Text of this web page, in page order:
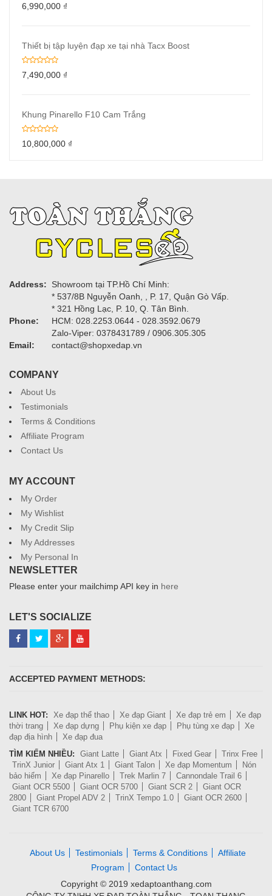
6,990,000 ₫
Thiết bị tập luyện đạp xe tại nhà Tacx Boost
7,490,000 ₫
Khung Pinarello F10 Cam Trắng
10,800,000 ₫
Address:
Showroom tại TP.Hồ Chí Minh:
* 537/8B Nguyễn Oanh, , P. 17, Quận Gò Vấp.
* 321 Hồng Lạc, P. 10, Q. Tân Bình.
Phone:
HCM: 028.2253.0644 - 028.3592.0679
Zalo-Viper: 0378431789 / 0906.305.305
Email:
contact@shopxedap.vn
COMPANY
About Us
Testimonials
Terms & Conditions
Affiliate Program
Contact Us
MY ACCOUNT
My Order
My Wishlist
My Credit Slip
My Addresses
My Personal In
NEWSLETTER
Please enter your mailchimp API key in here
LET'S SOCIALIZE
ACCEPTED PAYMENT METHODS:
LINK HOT: Xe đạp thể thao Xe đạp Giant Xe đạp trẻ em
Xe đạp
thời trang
Xe đạp dựng Phụ kiện xe đạp Phụ tùng xe đạp
Xe
đạp địa hình
Xe đạp đua
TÌM KIẾM NHIỀU:
Giant Latte Giant Atx Fixed Gear
Trinx Free
TrinX Junior
Giant Atx 1 Giant Talon Xe đạp Momentum
Nón
bảo hiểm
Xe đạp Pinarello Trek Marlin 7
Cannondale Trail 6
Giant OCR 5500
Giant OCR 5700 Giant SCR 2
Giant OCR
2800
Giant Propel ADV 2 TrinX Tempo 1.0
Giant OCR 2600
Giant TCR 6700
About Us Testimonials Terms & Conditions
Affiliate
Program
Contact Us
Copyright © 2019 xedaptoanthang.com